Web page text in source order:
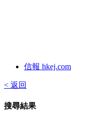
信報 hkej.com
< 返回
搜尋結果